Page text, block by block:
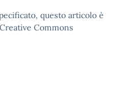
questo articolo è
Commons